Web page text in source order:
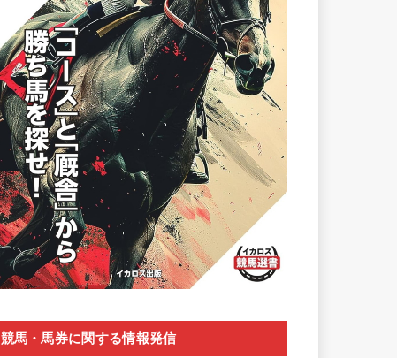
競馬・馬券に関する情報発信